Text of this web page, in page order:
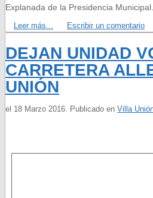
Explanada de la Presidencia Municipal.
Leer más... Escribir un comentario
DEJAN UNIDAD
CARRETERA
UNIÓN
el 18 Marzo 2016. Publicado en Villa